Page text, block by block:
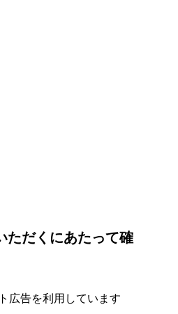
ただくにあたって確
広告を利用しています